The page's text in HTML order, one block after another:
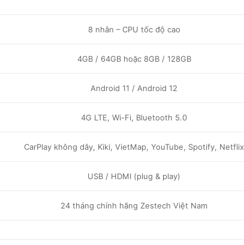
8 nhân – CPU tốc độ cao
4GB / 64GB hoặc 8GB / 128GB
Android 11 / Android 12
4G LTE, Wi-Fi, Bluetooth 5.0
CarPlay không dây, Kiki, VietMap, YouTube, Spotify, Netflix
USB / HDMI (plug & play)
24 tháng chính hãng Zestech Việt Nam